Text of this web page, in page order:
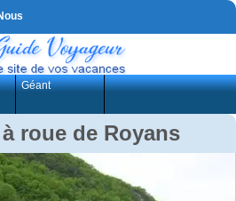
Géant
roue de Royans